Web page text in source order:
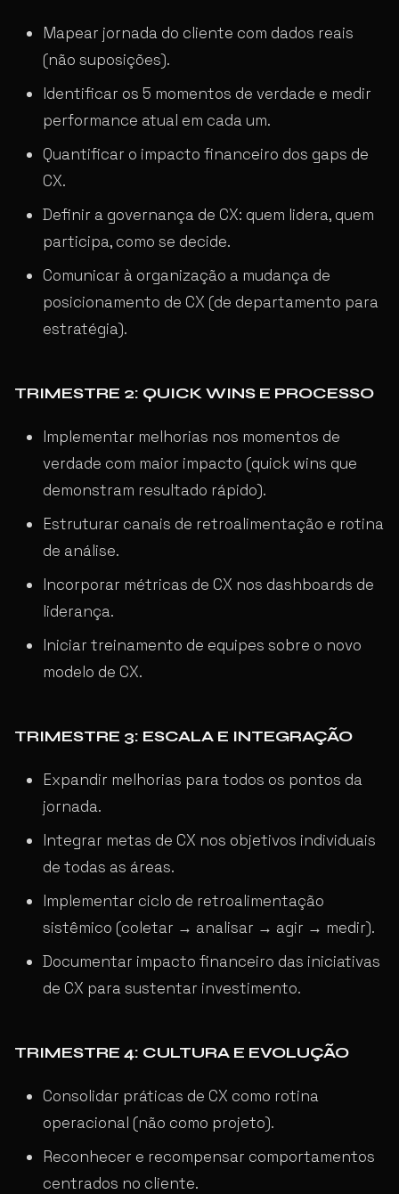
Mapear jornada do cliente com dados reais
(não suposições).
Identificar os 5 momentos de verdade e medir
performance atual em cada um.
Quantificar o impacto financeiro dos gaps de
CX.
Definir a governança de CX: quem lidera, quem
participa, como se decide.
Comunicar à organização a mudança de
posicionamento de CX (de departamento para
estratégia).
TRIMESTRE 2: QUICK WINS E PROCESSO
Implementar melhorias nos momentos de
verdade com maior impacto (quick wins que
demonstram resultado rápido).
Estruturar canais de retroalimentação e rotina
de análise.
Incorporar métricas de CX nos dashboards de
liderança.
Iniciar treinamento de equipes sobre o novo
modelo de CX.
TRIMESTRE 3: ESCALA E INTEGRAÇÃO
Expandir melhorias para todos os pontos da
jornada.
Integrar metas de CX nos objetivos individuais
de todas as áreas.
Implementar ciclo de retroalimentação
sistêmico (coletar → analisar → agir → medir).
Documentar impacto financeiro das iniciativas
de CX para sustentar investimento.
TRIMESTRE 4: CULTURA E EVOLUÇÃO
Consolidar práticas de CX como rotina
operacional (não como projeto).
Reconhecer e recompensar comportamentos
centrados no cliente.